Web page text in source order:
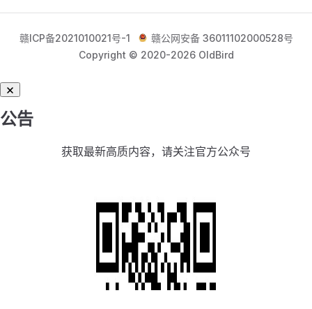
赣ICP备2021010021号-1
赣公网安备 36011102000528号
Copyright © 2020-2026 OldBird
公告
获取最新高质内容，请关注官方公众号